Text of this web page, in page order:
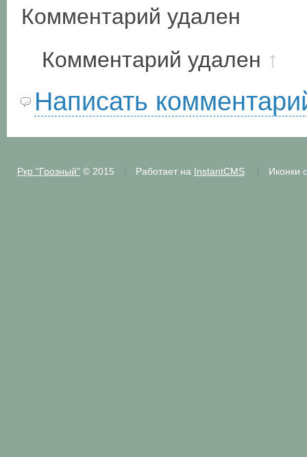
Комментарий удален
Комментарий удален ↑
Написать
Ркр "Грозный"© 2015 Работает на InstantCMS Иконки